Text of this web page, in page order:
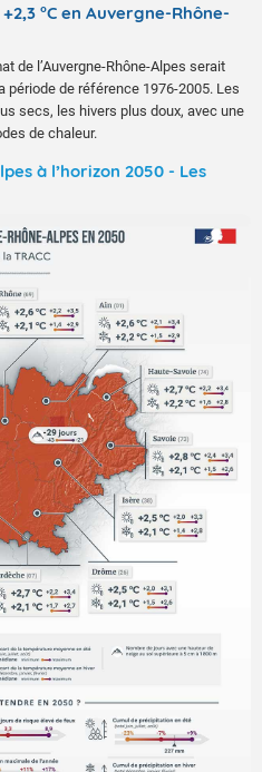
°C en Auvergne-Rhône-
de l’Auvergne-Rhône-Alpes serait
de référence 1976-2005. Les
secs, les hivers plus doux, avec une
de chaleur.
à l’horizon 2050 - Les